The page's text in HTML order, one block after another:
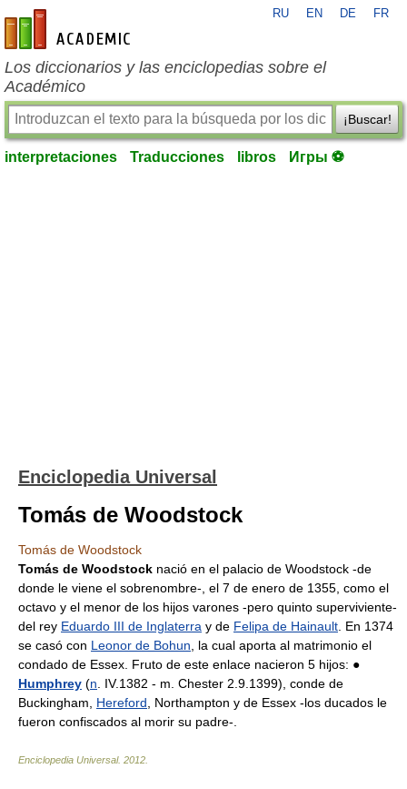
es-academic.com
RU EN DE FR
Los diccionarios y las enciclopedias sobre el
Académico
¡Buscar!
interpretaciones Traducciones libros Игры ⚽
Enciclopedia Universal
Tomás de Woodstock
Tomás de Woodstock
Tomás de Woodstock nació en el palacio de Woodstock -de
donde le viene el sobrenombre-, el 7 de enero de 1355, como el
octavo y el menor de los hijos varones -pero quinto superviviente-
del rey Eduardo III de Inglaterra y de Felipa de Hainault . En 1374
se casó con Leonor de Bohun , la cual aporta al matrimonio el
condado de Essex. Fruto de este enlace nacieron 5 hijos: ●
Humphrey (n . IV.1382 - m. Chester 2.9.1399), conde de
Buckingham, Hereford , Northampton y de Essex -los ducados le
fueron confiscados al morir su padre-.
Enciclopedia Universal. 2012